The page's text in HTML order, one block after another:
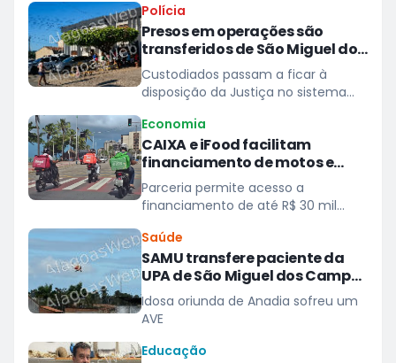
Polícia
Presos em operações são
transferidos de São Miguel dos
Campos para presídios
Custodiados passam a ficar à
disposição da Justiça no sistema
Economia
CAIXA e iFood facilitam
financiamento de motos e
bicicletas elétricas para
entregadores
Parceria permite acesso a
financiamento de até R$ 30 mil
plataforma
Saúde
SAMU transfere paciente da
UPA de São Miguel dos Campos
para hospital em Maceió
Idosa oriunda de Anadia sofreu um
AVE
Educação